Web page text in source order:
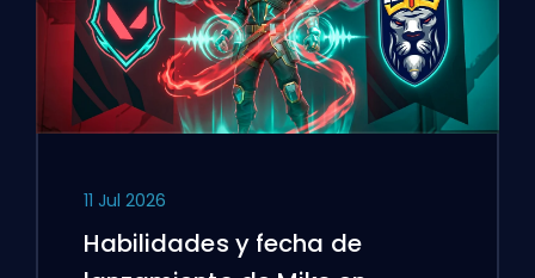
11 Jul 2026
Habilidades y fecha de